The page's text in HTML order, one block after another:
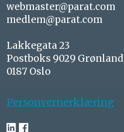
webmaster@parat.com
medlem@parat.com
Lakkegata 23
Postboks 9029 Grønland
0187 Oslo
Personvernerklæring